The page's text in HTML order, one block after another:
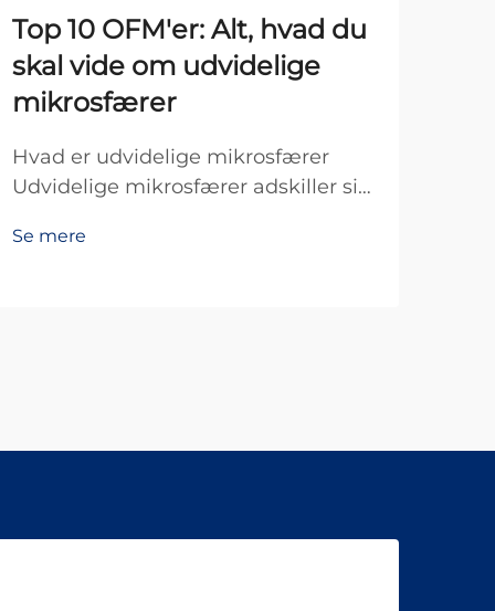
Top 10 OFM'er: Alt, hvad du
skal vide om udvidelige
mikrosfærer
Hvad er udvidelige mikrosfærer
Udvidelige mikrosfærer adskiller sig
grundlæggende består af små hule
Se mere